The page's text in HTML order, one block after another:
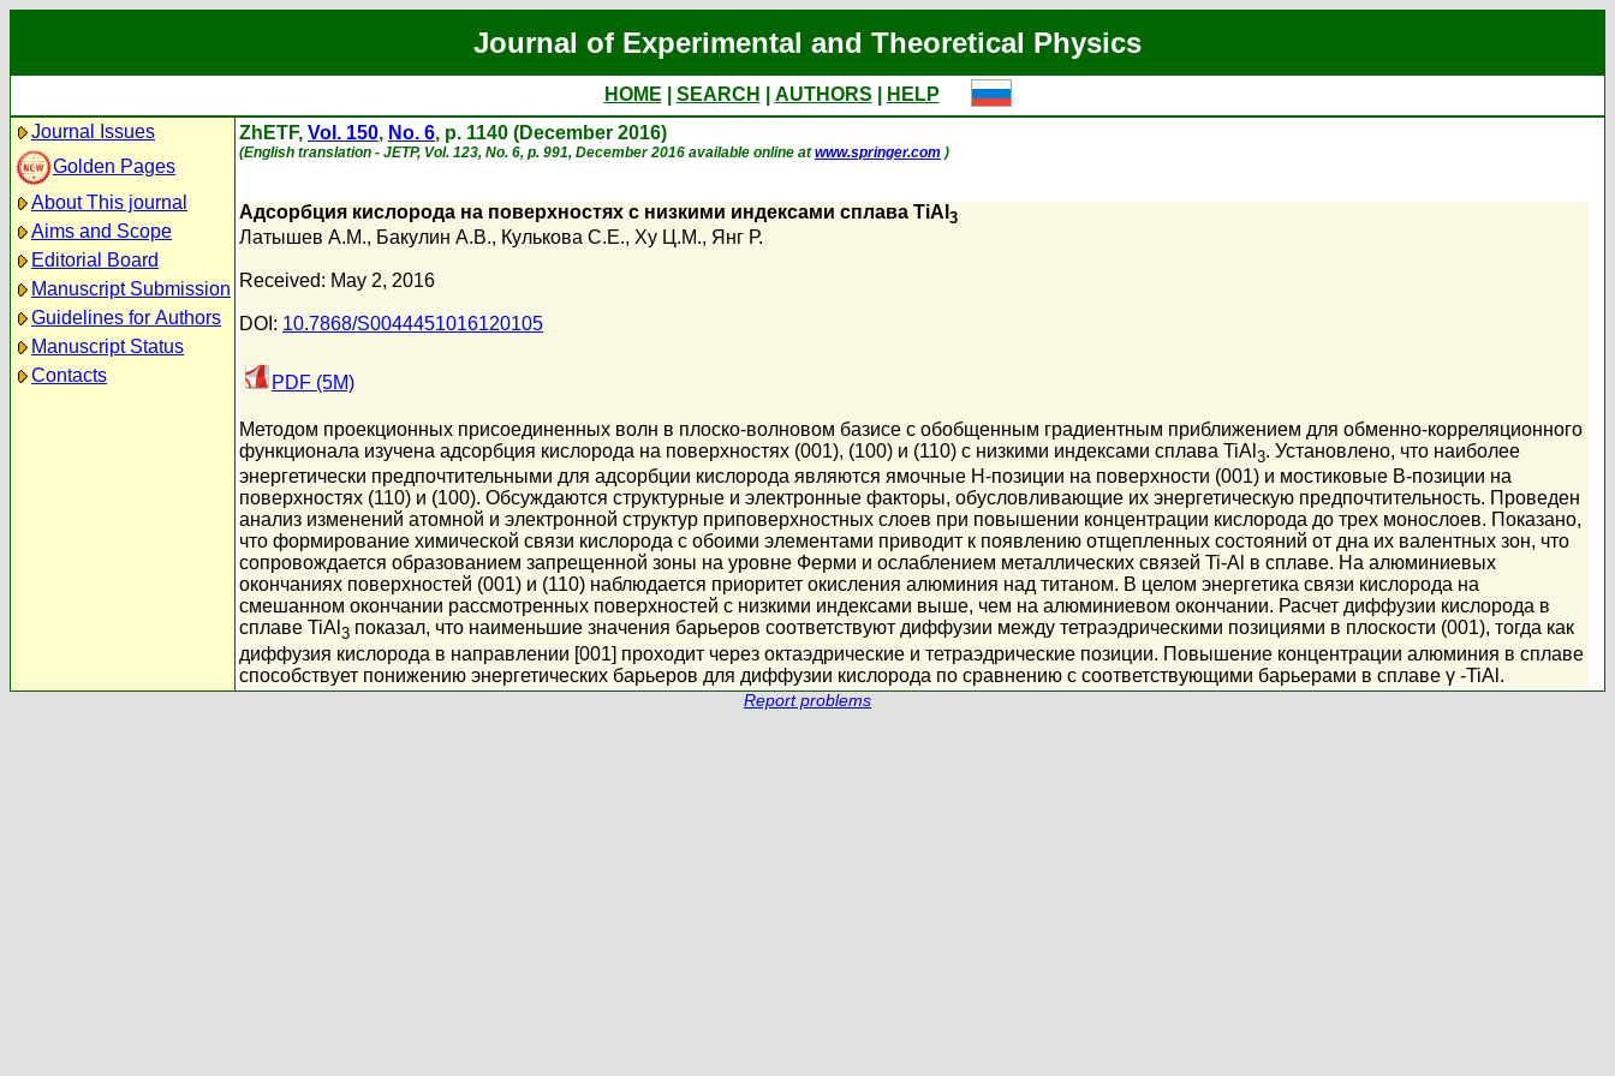
Journal of Experimental and Theoretical Physics
HOME SEARCH AUTHORS
HELP
Journal Issues
Golden Pages
About This journal
Aims and Scope
Editorial Board
Manuscript Submission
Guidelines for Authors
Manuscript Status
Contacts
ZhETF, Vol. 150, No. 6, p. 1140 (December 2016)
(English translation - JETP, Vol. 123, No. 6, p. 991, December 2016 available online atwww.springer.com )
Адсорбция кислорода на поверхностях с низкими индексами сплава TiAl 3
Латышев А.М., Бакулин А.В., Кулькова С.Е., Ху Ц.М., Янг Р.
Received: May 2, 2016
DOI: 10.7868/S0044451016120105
PDF (5M)
Методом проекционных присоединенных волн в плоско-волновом базисе с обобщенным градиентным приближением для обменно-корреляционного
функционала изучена адсорбция кислорода на поверхностях (001), (100) и (110) с низкими индексами сплава TiAl 3. Установлено, что наиболее
энергетически предпочтительными для адсорбции кислорода являются ямочные H-позиции на поверхности (001) и мостиковые В-позиции на
поверхностях (110) и (100). Обсуждаются структурные и электронные факторы, обусловливающие их энергетическую предпочтительность. Проведен
анализ изменений атомной и электронной структур приповерхностных слоев при повышении концентрации кислорода до трех монослоев. Показано,
что формирование химической связи кислорода с обоими элементами приводит к появлению отщепленных состояний от дна их валентных зон, что
сопровождается образованием запрещенной зоны на уровне Ферми и ослаблением металлических связей Ti-Al в сплаве. На алюминиевых
окончаниях поверхностей (001) и (110) наблюдается приоритет окисления алюминия над титаном. В целом энергетика связи кислорода на
смешанном окончании рассмотренных поверхностей с низкими индексами выше, чем на алюминиевом окончании. Расчет диффузии кислорода в
сплаве TiAl 3 показал, что наименьшие значения барьеров соответствуют диффузии между тетраэдрическими позициями в плоскости (001), тогда как
диффузия кислорода в направлении [001] проходит через октаэдрические и тетраэдрические позиции. Повышение концентрации алюминия в сплаве
способствует понижению энергетических барьеров для диффузии кислорода по сравнению с соответствующими барьерами в сплаве γ -TiAl.
Report problems